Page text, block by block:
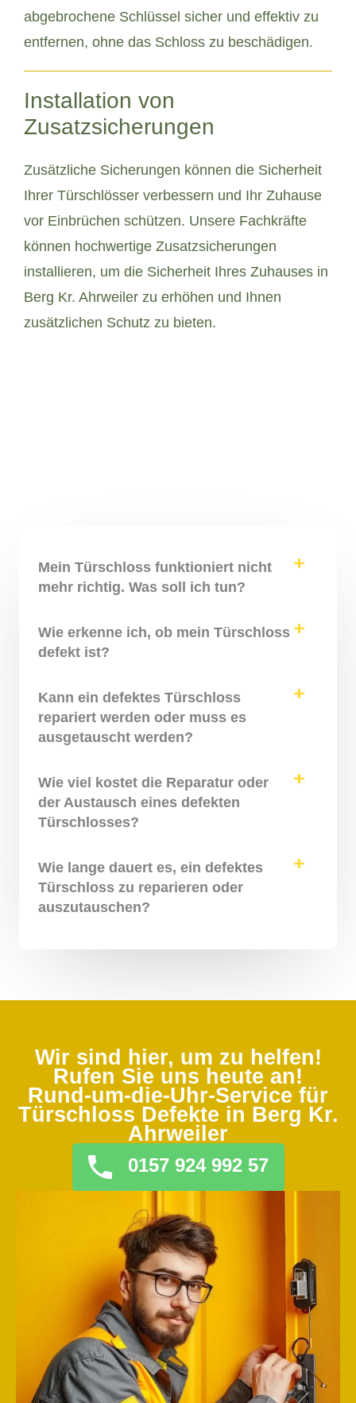
abgebrochene Schlüssel sicher und effektiv zu
entfernen, ohne das Schloss zu beschädigen.
Installation von
Zusatzsicherungen
Zusätzliche Sicherungen können die Sicherheit
Ihrer Türschlösser verbessern und Ihr Zuhause
vor Einbrüchen schützen. Unsere Fachkräfte
können hochwertige Zusatzsicherungen
installieren, um die Sicherheit Ihres Zuhauses in
Berg Kr. Ahrweiler zu erhöhen und Ihnen
zusätzlichen Schutz zu bieten.
Mein Türschloss funktioniert nicht
mehr richtig. Was soll ich tun?
Wie erkenne ich, ob mein Türschloss
defekt ist?
Kann ein defektes Türschloss
repariert werden oder muss es
ausgetauscht werden?
Wie viel kostet die Reparatur oder
der Austausch eines defekten
Türschlosses?
Wie lange dauert es, ein defektes
Türschloss zu reparieren oder
auszutauschen?
Wir sind hier, um zu helfen!
Rufen Sie uns heute an!
Rund-um-die-Uhr-Service für
Türschloss Defekte in Berg Kr.
Ahrweiler
0157 924 992 57